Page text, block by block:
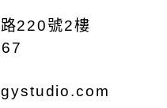
220號2樓